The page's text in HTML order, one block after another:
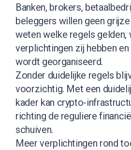
Banken, brokers,
beleggers willen geen
weten welke regels gelden,
verplichtingen zij hebben
wordt georganiseerd.
Zonder duidelijke regels
voorzichtig. Met een
kader kan crypto-
richting de reguliere
schuiven.
Meer verplichtingen rond